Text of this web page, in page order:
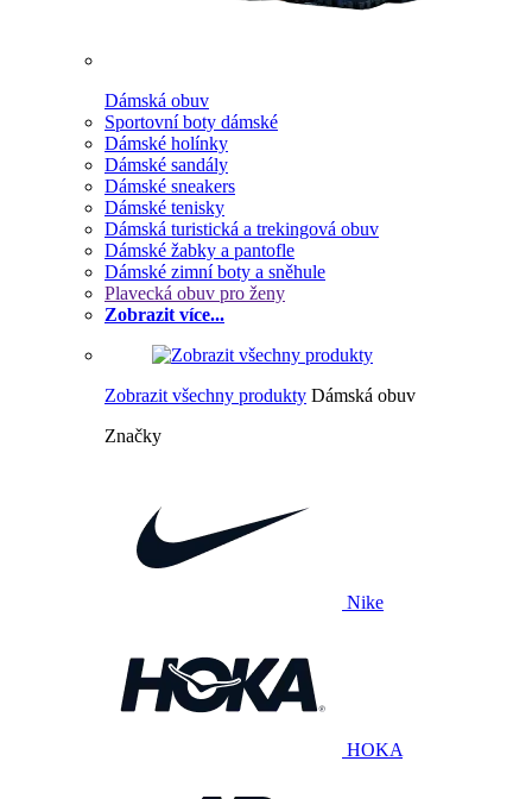
Dámská obuv
Sportovní boty dámské
Dámské holínky
Dámské sandály
Dámské sneakers
Dámské tenisky
Dámská turistická a trekingová obuv
Dámské žabky a pantofle
Dámské zimní boty a sněhule
Plavecká obuv pro ženy
Zobrazit více...
Zobrazit všechny produkty Dámská obuv
Značky
Nike
HOKA